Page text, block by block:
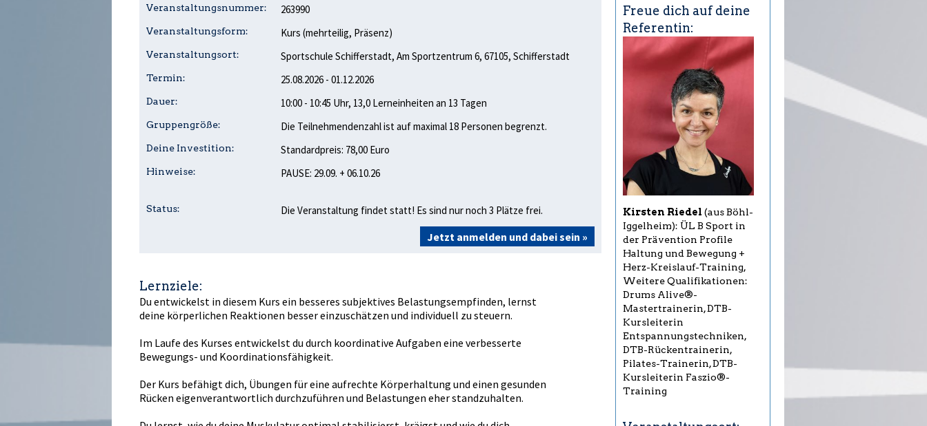
Veranstaltungsnummer: 263990
Veranstaltungsform: Kurs (mehrteilig, Präsenz)
Veranstaltungsort: Sportschule Schifferstadt, Am Sportzentrum 6, 67105, Schifferstadt
Termin: 25.08.2026 - 01.12.2026
Dauer: 10:00 - 10:45 Uhr, 13,0 Lerneinheiten an 13 Tagen
Gruppengröße: Die Teilnehmendenzahl ist auf maximal 18 Personen begrenzt.
Deine Investition: Standardpreis: 78,00 Euro
Hinweise: PAUSE: 29.09. + 06.10.26
Status: Die Veranstaltung findet statt! Es sind nur noch 3 Plätze frei.
Jetzt anmelden und dabei sein »
Lernziele:
Du entwickelst in diesem Kurs ein besseres subjektives Belastungsempfinden, lernst
deine körperlichen Reaktionen besser einzuschätzen und individuell zu steuern.
Im Laufe des Kurses entwickelst du durch koordinative Aufgaben eine verbesserte
Bewegungs- und Koordinationsfähigkeit.
Der Kurs befähigt dich, Übungen für eine aufrechte Körperhaltung und einen gesunden
Rücken eigenverantwortlich durchzuführen und Belastungen eher standzuhalten.
Freue dich auf deine
Referentin:
Kirsten Riedel (aus Böhl-
Iggelheim): ÜL B Sport in
der Prävention Profile
Haltung und Bewegung +
Herz-Kreislauf-Training,
Weitere Qualifikationen:
Drums Alive®-
Mastertrainerin, DTB-
Kursleiterin
Entspannungstechniken,
DTB-Rückentrainerin,
Pilates-Trainerin, DTB-
Kursleiterin Faszio®-
Training